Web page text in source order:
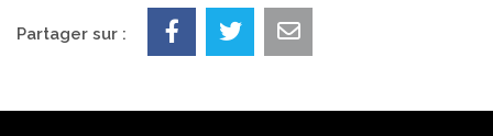
Partager sur :